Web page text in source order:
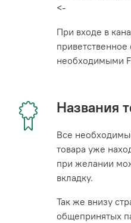
<-
При входе в
необходимыми
Названия
Все
товара уже
при желании
вкладку.
Так же внизу
общепринятых